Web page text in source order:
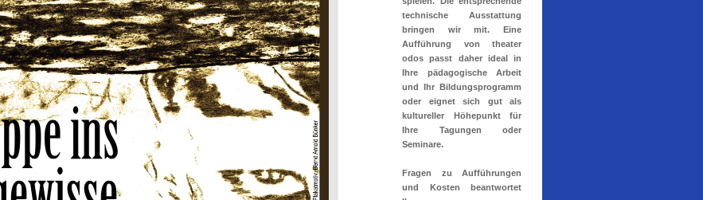
technische Ausstattung
bringen wir mit. Eine
Aufführung von theater
odos passt daher ideal in
Ihre pädagogische Arbeit
und Ihr Bildungsprogramm
oder eignet sich gut als
kultureller Höhepunkt für
Ihre Tagungen oder
Seminare.
Fragen zu Aufführungen
und Kosten beantwortet